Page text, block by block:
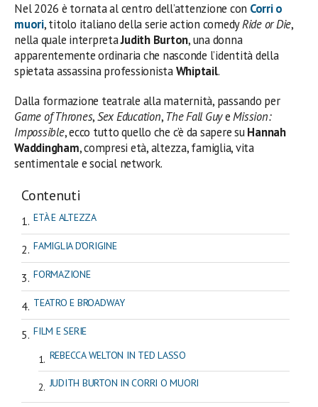
Nel 2026 è tornata al centro dell’attenzione con Corri o
muori, titolo italiano della serie action comedyRide or Die,
nella quale interpretaJudith Burton, una donna
apparentemente ordinaria che nasconde l’identità della
spietata assassina professionistaWhiptail.
Dalla formazione teatrale alla maternità, passando per
Game of Thrones,Sex Education, The Fall GuyeMission:
Impossible, ecco tutto quello che c’è da sapere suHannah
Waddingham, compresi età, altezza, famiglia, vita
sentimentale e social network.
Contenuti
ETÀ E ALTEZZA
FAMIGLIA D'ORIGINE
FORMAZIONE
TEATRO E BROADWAY
FILM E SERIE
REBECCA WELTON IN TED LASSO
JUDITH BURTON IN CORRI O MUORI